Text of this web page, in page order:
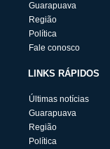
Guarapuava
Região
Política
Fale conosco
LINKS RÁPIDOS
Últimas notícias
Guarapuava
Região
Política